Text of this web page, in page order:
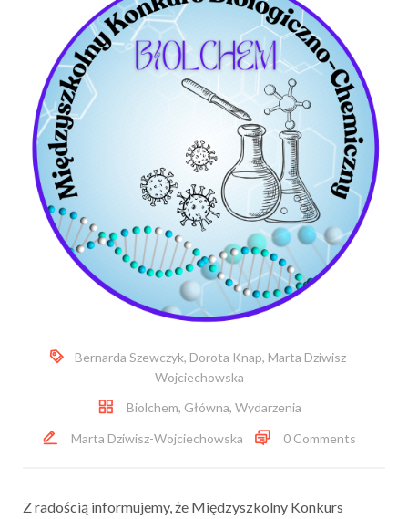
Bernarda Szewczyk, Dorota Knap, Marta Dziwisz-
Wojciechowska
Biolchem, Główna, Wydarzenia
Marta Dziwisz-Wojciechowska
0 Comments
Z radością informujemy, że Międzyszkolny Konkurs